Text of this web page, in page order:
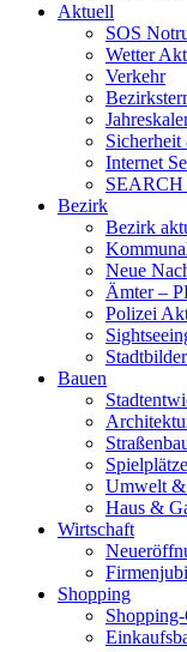
Aktuell
SOS
Wetter
Verkehr
Internet
Bezirk
Bezirk
Neue
Ämter –
Polizei
Stadtbilder
Bauen
Spielplätze
Umwelt
Haus &
Wirtschaft
Shopping